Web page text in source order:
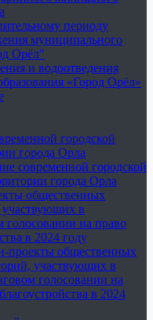
периоду
муниципального
Орёл"
и водоотведения
«Город Орёл»
городской
города Орла
современной городской
города Орла
общественных
участвующих в
голосовании на право
в 2024 году
проекты общественных
участвующих в
голосовании на
в 2024